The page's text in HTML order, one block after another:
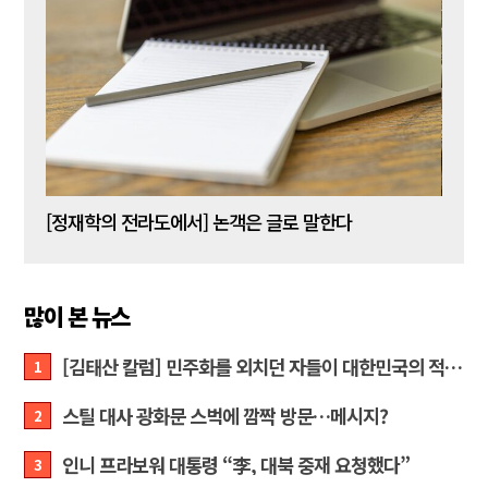
[정재학의 전라도에서] 논객은 글로 말한다
많이 본 뉴스
1 [김태산 칼럼] 민주화를 외치던 자들이 대한민국의 적이고 간첩이었다
2 스틸 대사 광화문 스벅에 깜짝 방문…메시지?
3 인니 프라보워 대통령 “李, 대북 중재 요청했다”